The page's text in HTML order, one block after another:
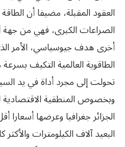
العقود المقبلة، مضيفا أن
الصراعات الكبرى، فهي من
أخرى هدف جيوسياسي، الأمر
الطاقوية العالمية التكيف
تحولت إلى مجرد أداة في يد
وبخصوص المنطقية
الجزائر جغرافيا وعرضها أسعارا
البعيد آلاف الكيلومترات